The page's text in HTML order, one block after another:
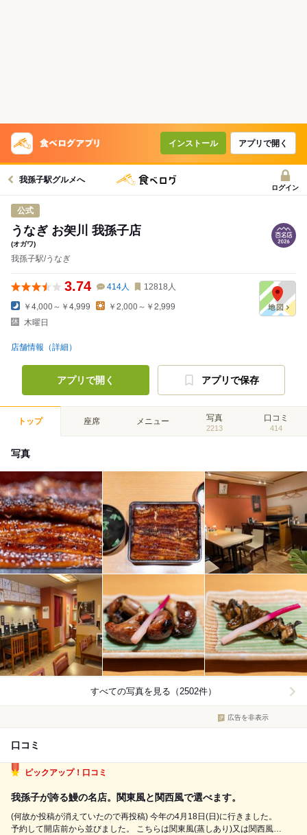
インストール アプリで開く
我孫子駅グルメへ
ログイン
公式
うなぎ お㚙川 我孫子店
(オガワ)
我孫子駅/うなぎ
3.74 414人 12818 人
￥4,000～￥4,999
￥2,000～￥2,999
木曜日
店舗情報（詳細）
アプリで開く アプリで保存
トップ 座席 メニュー 写真
2213
口コミ
414
写真
すべての写真を見る（2502件）
広告を非表示
口コミ
ピックアップ！口コミ
我孫子が誇る鰻の名店。関東風と関西風で選べます。
(何故か投稿が消えていたので再投稿) 今年の4月18日(日)に行きました。
予約して開店前から並びました。 こちらは関東風(蒸しあり)又は関西風